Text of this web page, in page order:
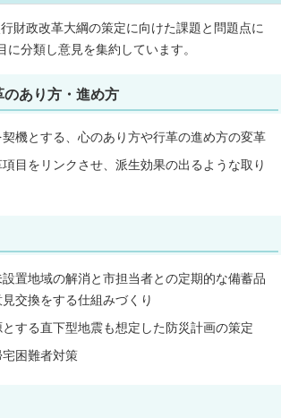
財政改革大綱の策定に向けた課題と問題点に
に分類し意見を集約しています。
のあり方・進め方
機とする、心のあり方や行革の進め方の変革
目をリンクさせ、派生効果の出るような取り
置地域の解消と市担当者との定期的な備蓄品
交換をする仕組みづくり
する直下型地震も想定した防災計画の策定
困難者対策